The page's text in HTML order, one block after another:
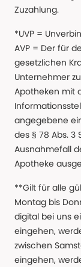
Zuzahlung.
*UVP =
AVP = Der für
gesetzlichen
Unternehmer
Apotheken mit
angegebene
des § 78 Abs. 3
Ausnahmefall
Apotheke
**Gilt für alle
Montag bis
digital bei uns
eingehen,
zwischen
eingehen,